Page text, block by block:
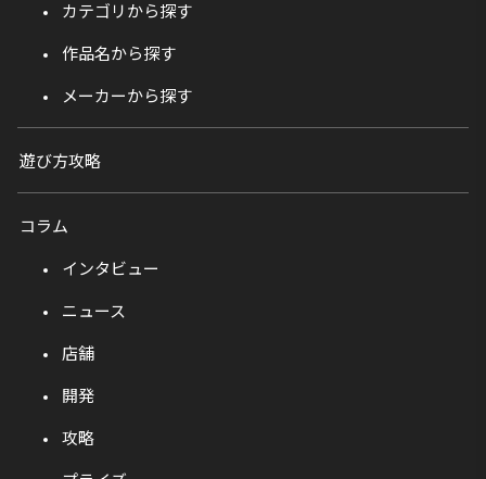
カテゴリから探す
作品名から探す
メーカーから探す
遊び方攻略
コラム
インタビュー
ニュース
店舗
開発
攻略